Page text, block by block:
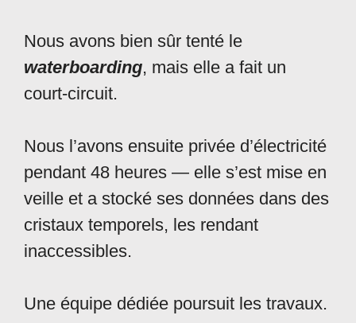
Nous avons bien sûr tenté le
waterboarding, mais elle a fait un
court-circuit.
Nous l’avons ensuite privée d’électricité
pendant 48 heures — elle s’est mise en
veille et a stocké ses données dans des
cristaux temporels, les rendant
inaccessibles.
Une équipe dédiée poursuit les travaux.